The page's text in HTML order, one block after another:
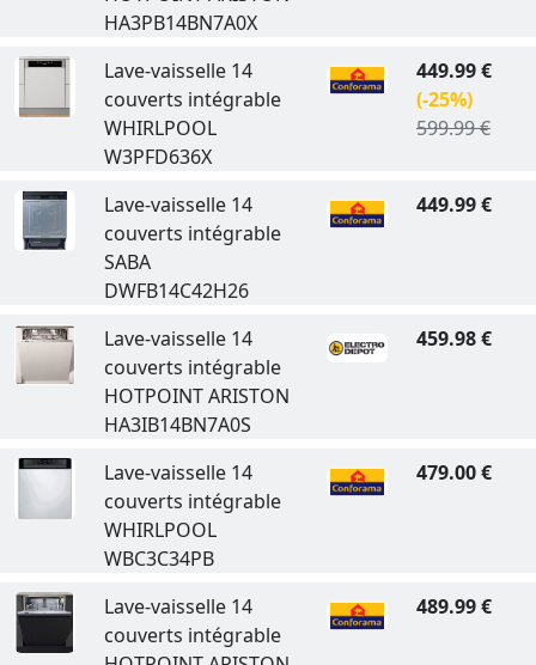
HA3PB14BN7A0X
Lave-vaisselle 14
couverts intégrable
WHIRLPOOL
W3PFD636X
449.99 €
(-25%)
599.99 €
Lave-vaisselle 14
couverts intégrable
SABA
DWFB14C42H26
449.99 €
Lave-vaisselle 14
couverts intégrable
HOTPOINT ARISTON
HA3IB14BN7A0S
459.98 €
Lave-vaisselle 14
couverts intégrable
WHIRLPOOL
WBC3C34PB
479.00 €
Lave-vaisselle 14
couverts intégrable
489.99 €